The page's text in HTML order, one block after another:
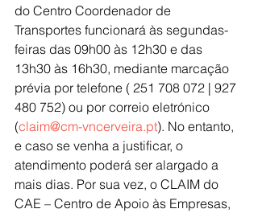
do Centro Coordenador de
Transportes funcionará às segundas-
feiras das 09h00 às 12h30 e das
13h30 às 16h30, mediante marcação
prévia por telefone ( 251 708 072 | 927
480 752) ou por correio eletrónico
(claim@cm-vncerveira.pt). No entanto,
e caso se venha a justificar, o
atendimento poderá ser alargado a
mais dias. Por sua vez, o CLAIM do
CAE – Centro de Apoio às Empresas,